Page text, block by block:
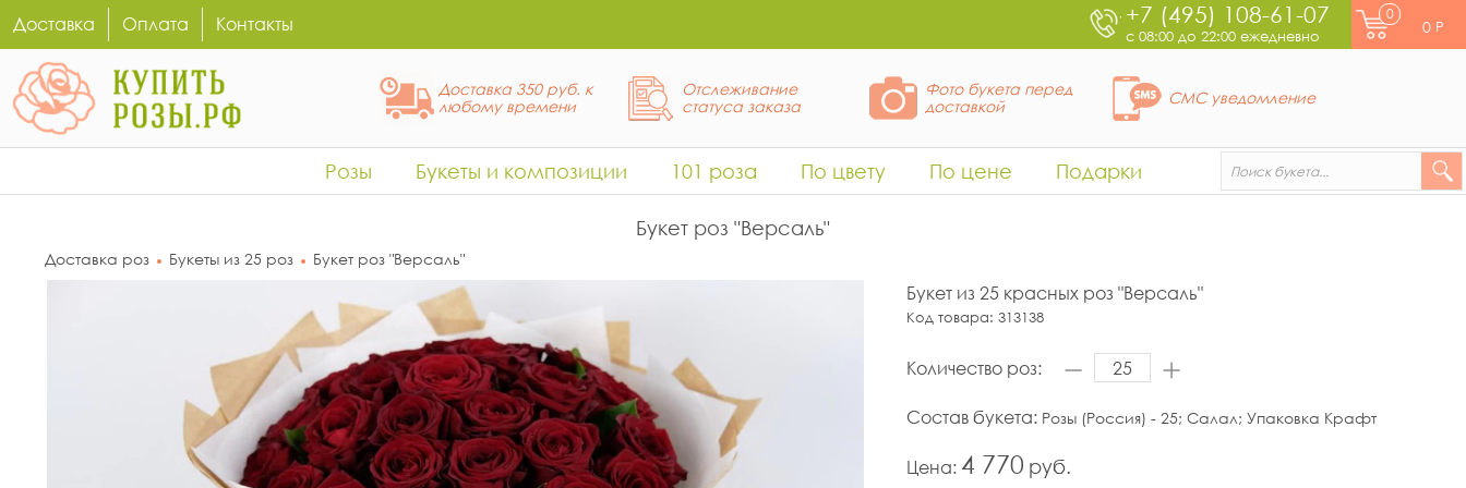
Доставка Оплата Контакты +7 (495) 108-61-07
с 08:00 до 22:00 ежедневно
0
0 Р
Доставка 350 руб. к
любому времени
Отслеживание
статуса заказа
Фото букета перед
доставкой
СМС уведомление
Розы Букеты и композиции 101 роза По цвету По цене Подарки
Букет роз "Версаль"
Доставка роз Букеты из 25 роз Букет роз "Версаль"
Букет из 25 красных роз "Версаль"
Код товара: 313138
Количество роз:
Состав букета: Розы (Россия) - 25; Салал; Упаковка Крафт
Цена: 4 770 руб.